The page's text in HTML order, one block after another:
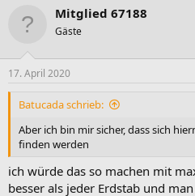
Mitglied 67188
Gäste
17. April 2020
Batucada schrieb:
Aber ich bin mir sicher, dass sich
finden werden
ich würde das so machen mit
besser als jeder Erdstab und man